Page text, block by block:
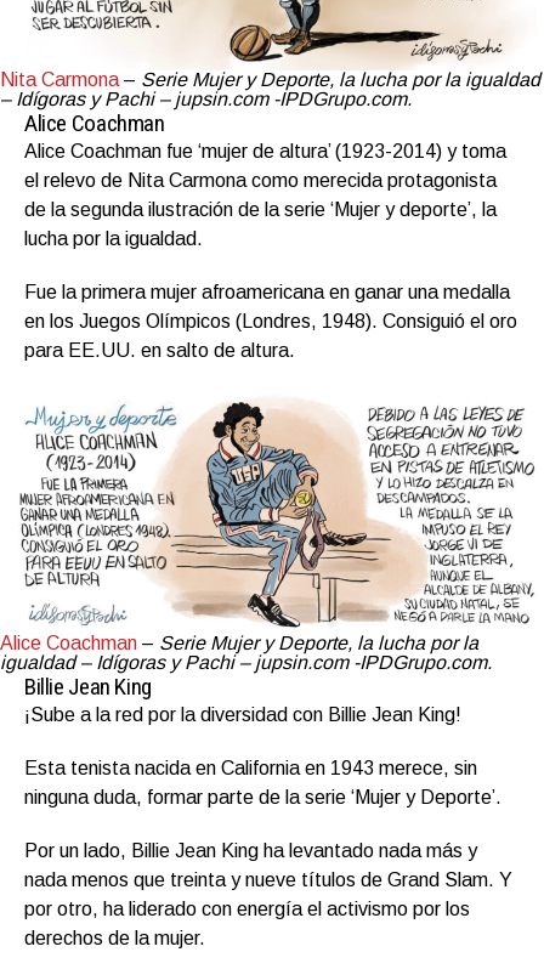
Nita Carmona – Serie Mujer y Deporte, la lucha por la igualdad
– Idígoras y Pachi – jupsin.com -IPDGrupo.com.
Alice Coachman
Alice Coachman fue ‘mujer de altura’ (1923-2014) y toma
el relevo de Nita Carmona como merecida protagonista
de la segunda ilustración de la serie ‘Mujer y deporte’, la
lucha por la igualdad.
Fue la primera mujer afroamericana en ganar una medalla
en los Juegos Olímpicos (Londres, 1948). Consiguió el oro
para EE.UU. en salto de altura.
Alice Coachman – Serie Mujer y Deporte, la lucha por la
igualdad – Idígoras y Pachi – jupsin.com -IPDGrupo.com.
Billie Jean King
¡Sube a la red por la diversidad con Billie Jean King!
Esta tenista nacida en California en 1943 merece, sin
ninguna duda, formar parte de la serie ‘Mujer y Deporte’.
Por un lado, Billie Jean King ha levantado nada más y
nada menos que treinta y nueve títulos de Grand Slam. Y
por otro, ha liderado con energía el activismo por los
derechos de la mujer.